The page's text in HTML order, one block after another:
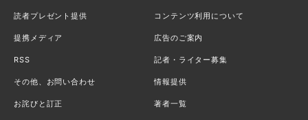
読者プレゼント提供 コンテンツ利用について
提携メディア 広告のご案内
RSS 記者・ライター募集
その他、お問い合わせ 情報提供
お詫びと訂正 著者一覧